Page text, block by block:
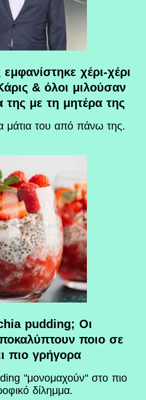
χέρι-χέρι
& όλοι μιλούσαν
της με τη μητέρα της
μάτια του από πάνω της.
pudding; Οι
ποιο σε
πιο γρήγορα
"μονομαχούν" στο πιο
δίλημμα.